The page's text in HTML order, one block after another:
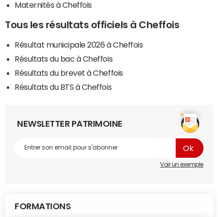
Maternités à Cheffois
Tous les résultats officiels à Cheffois
Résultat municipale 2026 à Cheffois
Résultats du bac à Cheffois
Résultats du brevet à Cheffois
Résultats du BTS à Cheffois
NEWSLETTER PATRIMOINE
Voir un exemple
FORMATIONS